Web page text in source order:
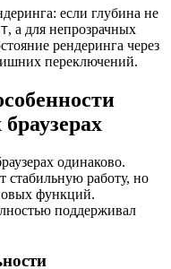
если глубина не
, а для непрозрачных
рендеринга через
переключений.
одинаково.
стабильную работу, но
функций.
поддерживал